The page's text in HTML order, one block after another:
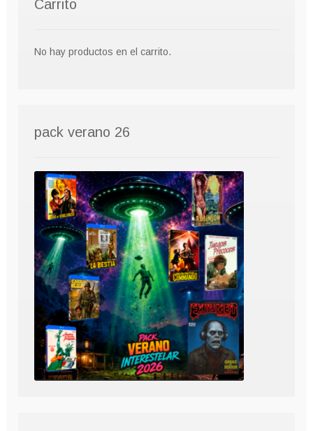
Carrito
No hay productos en el carrito.
pack verano 26